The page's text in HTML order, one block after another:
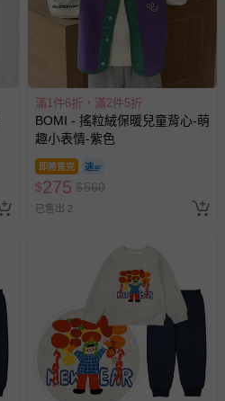
滿1件6折，滿2件5折
BOMI - 搖粒絨保暖兒童背心-萌
趣小表情-紫色
即將售完
$275 $560
已售出 2